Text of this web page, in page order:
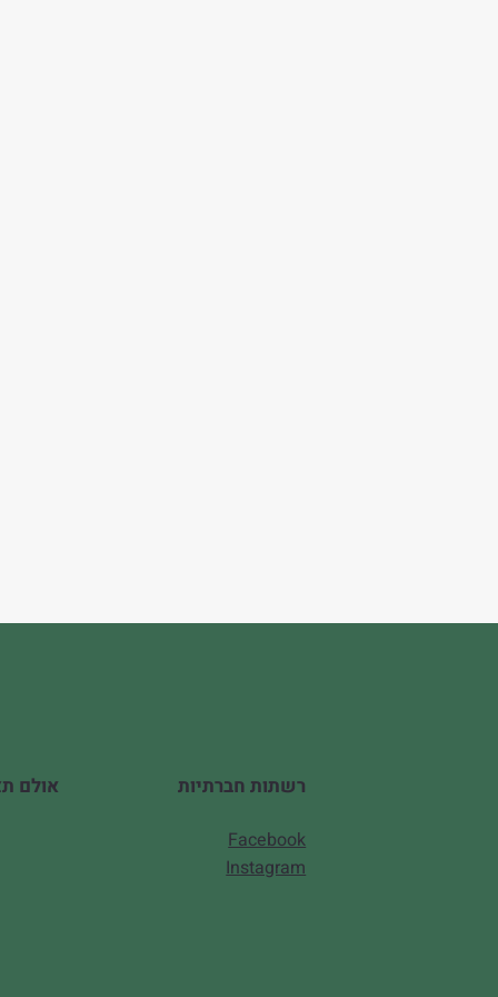
רשתות חברתיות
Facebook
Instagram